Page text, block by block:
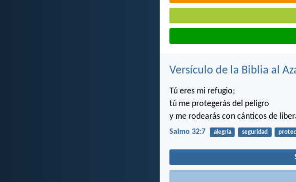
Versículo de la Biblia al
Tú eres mi refugio;
tú me protegerás del peligro
y me rodearás con cánticos de
Salmo 32:7 alegría seguridad